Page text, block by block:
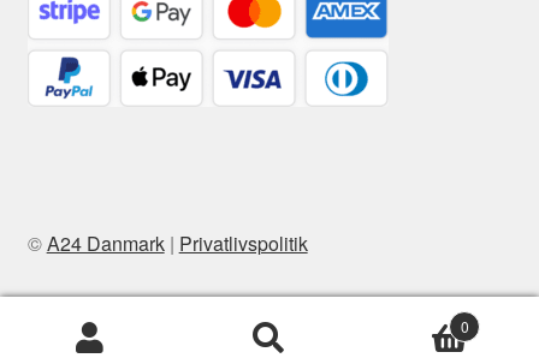
©A24 Danmark| Privatlivspolitik
0